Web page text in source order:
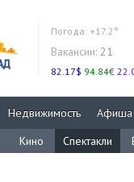
Погода: +17.2°
Вакансии: 21
82.17$ 94.84€
Недвижимость Афиша
Кино Спектакли